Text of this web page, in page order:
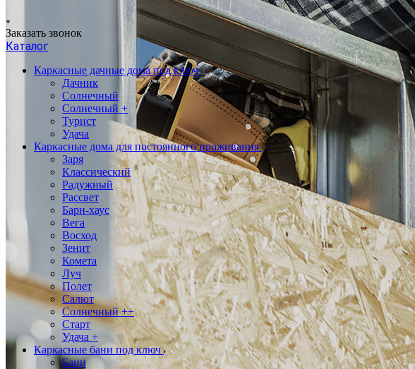
Заказать звонок
Каталог
Каркасные дачные дома под ключ
Дачник
Солнечный
Солнечный +
Турист
Удача
Каркасные дома для постоянного проживания
Заря
Классический
Радужный
Рассвет
Барн-хаус
Вега
Восход
Зенит
Комета
Луч
Полет
Салют
Солнечный ++
Старт
Удача +
Каркасные бани под ключ
Бани